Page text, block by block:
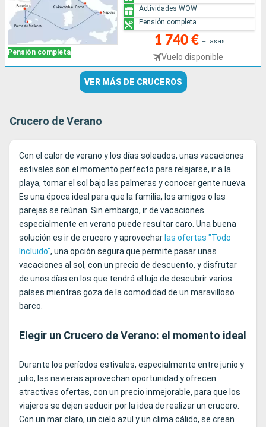
Pensión completa
1 740 € +Tasas
Vuelo disponible
Actividades WOW
Pensión completa
VER MÁS DE CRUCEROS
Crucero de Verano
Con el calor de verano y los días soleados, unas vacaciones
estivales son el momento perfecto para relajarse, ir a la
playa, tomar el sol bajo las palmeras y conocer gente nueva.
Es una época ideal para que la familia, los amigos o las
parejas se reúnan. Sin embargo, ir de vacaciones
especialmente en verano puede resultar caro. Una buena
solución es ir de crucero y aprovechar las ofertas "Todo
Incluido", una opción segura que permite pasar unas
vacaciones al sol, con un precio de descuento, y disfrutar
de unos días en los que tendrá el lujo de descubrir varios
países mientras goza de la comodidad de un maravilloso
barco.
Elegir un Crucero de Verano: el momento ideal
Durante los períodos estivales, especialmente entre junio y
julio, las navieras aprovechan oportunidad y ofrecen
atractivas ofertas, con un precio inmejorable, para que los
viajeros se dejen seducir por la idea de realizar un crucero.
Con un mar claro, un cielo azul y un clima cálido, se crean